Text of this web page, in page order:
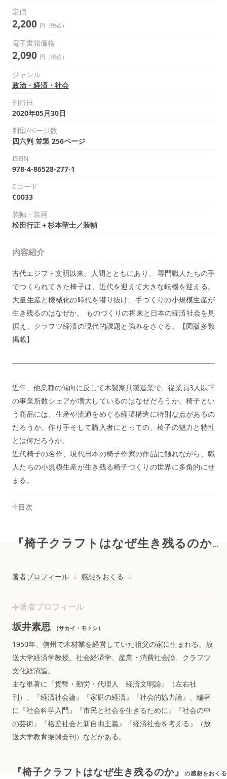
定価
2,200 円（税込）
電子書籍価格
2,090 円（税込）
ジャンル
政治・経済・社会
刊行日
2020年05月30日
判型/ページ数
四六判 並製 256ページ
ISBN
978-4-86528-277-1
Cコード
C0033
装幀・装画
松田行正＋杉本聖士／装幀
内容紹介
古代エジプト文明以来、人間とともにあり、 専門職人たちの手
でつくられてきた椅子は、近代を迎えて大きな転機を迎える。
大量生産と機械化の時代を潜り抜け、手づくりの小規模生産が
生き残るのはなぜか。 ものづくりの将来と日本の経済社会を見
据え、クラフツ経済の現代的課題と強みをさぐる。【図版多数
掲載】
近年、他業種の傾向に反して木製家具製造業で、従業員3人以下
の事業所数シェアが増大しているのはなぜだろうか。椅子とい
う商品には、生産や流通をめぐる経済構造に特別な点があるの
だろうか。作り手そして購入者にとっての、椅子の魅力と特性
とは何だろうか。
近代椅子の名作、現代日本の椅子作家の作品に触れながら、職
人たちの小規模生産が生き残る椅子づくりの世界に多角的にせ
まる。
目次
『椅子クラフトはなぜ生き残るのか』
著者プロフィール 感想をおくる
著者プロフィール
坂井素思 （サカイ・モトシ）
1950年、信州で木材業を経営していた祖父の家に生まれる。放
送大学経済学教授。社会経済学、産業・消費社会論、クラフツ
文化経済論。
主な単著に『貨幣・勤労・代理人 経済文明論』（左右社
刊）、『経済社会論』『家庭の経済』『社会的協力論』、編著
に『社会科学入門』『市民と社会を生きるために』『社会の中
の芸術』『格差社会と新自由主義』『経済社会を考える』（放
送大学教育振興会刊）などがある。
『椅子クラフトはなぜ生き残るのか』 の感想をおくる